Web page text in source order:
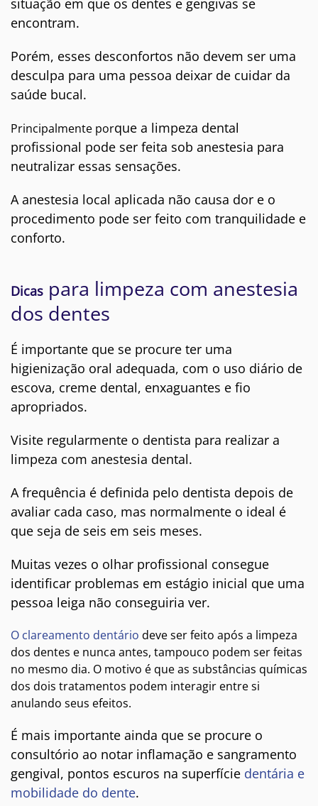
situação em que os dentes e gengivas se
encontram.
Porém, esses desconfortos não devem ser uma
desculpa para uma pessoa deixar de cuidar da
saúde bucal.
Principalmente porque a limpeza dental
profissional pode ser feita sob anestesia para
neutralizar essas sensações.
A anestesia local aplicada não causa dor e o
procedimento pode ser feito com tranquilidade e
conforto.
Dicas para limpeza com anestesia
dos dentes
É importante que se procure ter uma
higienização oral adequada, com o uso diário de
escova, creme dental, enxaguantes e fio
apropriados.
Visite regularmente o dentista para realizar a
limpeza com anestesia dental.
A frequência é definida pelo dentista depois de
avaliar cada caso, mas normalmente o ideal é
que seja de seis em seis meses.
Muitas vezes o olhar profissional consegue
identificar problemas em estágio inicial que uma
pessoa leiga não conseguiria ver.
O clareamento dentário deve ser feito após a limpeza
dos dentes e nunca antes, tampouco podem ser feitas
no mesmo dia. O motivo é que as substâncias químicas
dos dois tratamentos podem interagir entre si
anulando seus efeitos.
É mais importante ainda que se procure o
consultório ao notar inflamação e sangramento
gengival, pontos escuros na superfície dentária e
mobilidade do dente.